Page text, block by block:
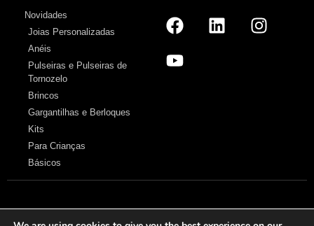
Novidades
Joias Personalizadas
Anéis
Pulseiras e Pulseiras de
Tornozelo
Brincos
Gargantilhas e Berloques
Kits
Para Crianças
Básicos